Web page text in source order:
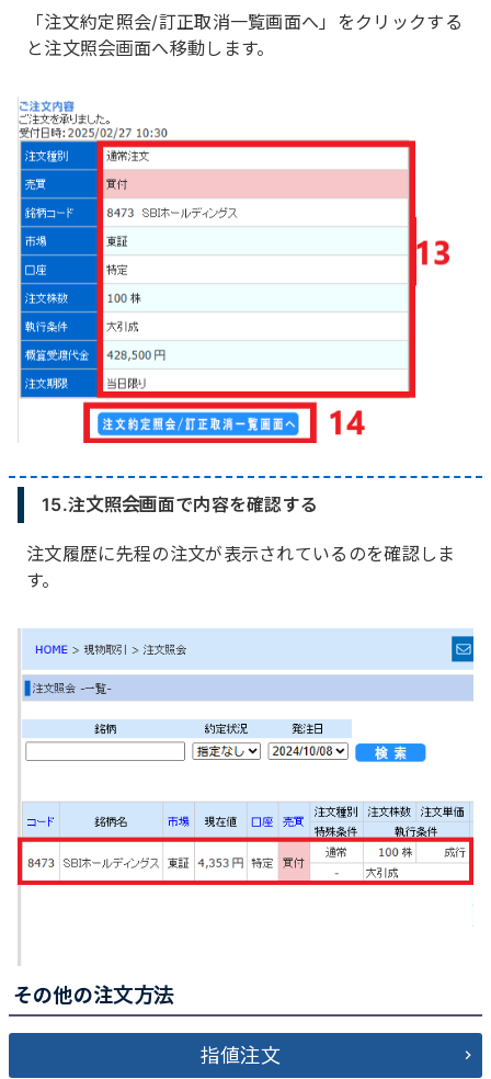
「注文約定照会/訂正取消一覧画面へ」をクリックする
と注文照会画面へ移動します。
15.注文照会画面で内容を確認する
注文履歴に先程の注文が表示されているのを確認しま
す。
その他の注文方法
指値注文